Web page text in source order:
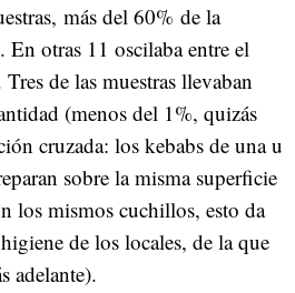
más del 60% de la
En otras 11 oscilaba entre el
de las muestras llevaban
(menos del 1%, quizás
cruzada: los kebabs de una u
sobre la misma superficie
los mismos cuchillos, esto da
de los locales, de la que
adelante).